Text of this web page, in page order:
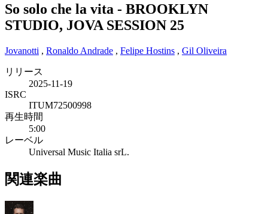
So solo che la vita - BROOKLYN
STUDIO, JOVA SESSION 25
Jovanotti , Ronaldo Andrade , Felipe Hostins , Gil Oliveira
リリース
2025-11-19
ISRC
ITUM72500998
再生時間
5:00
レーベル
Universal Music Italia srL.
関連楽曲